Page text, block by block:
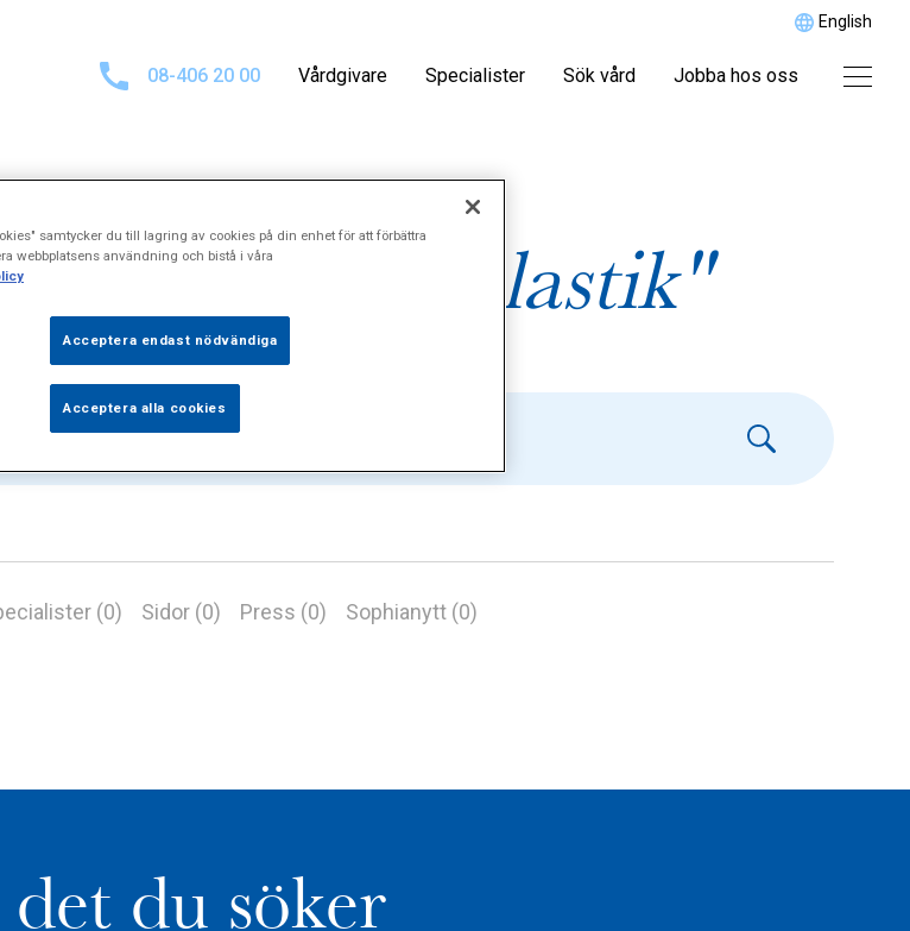
English
08-406 20 00 Vårdgivare Specialister Sök vård Jobba hos oss
"Ögonbrynsplastik"
(0) Sidor (0) Press (0) Sophianytt (0)
du söker
samtycker du till lagring av cookies på din enhet för att förbättra
webbplatsens användning och bistå i våra
Acceptera endast nödvändiga
Acceptera alla cookies